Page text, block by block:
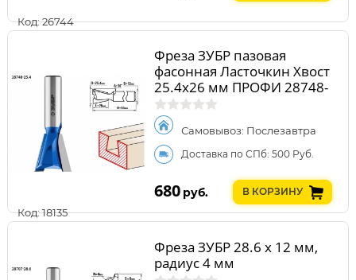
Код: 26744
Код: 18135
Фреза ЗУБР пазовая
фасонная Ласточкин Хвост
25.4x26 мм ПРОФИ 28748-
25.4
Самовывоз: Послезавтра
Доставка по СПб: 500 Руб.
680 руб. В КОРЗИНУ
Фреза ЗУБР 28.6 x 12 мм,
радиус 4 мм